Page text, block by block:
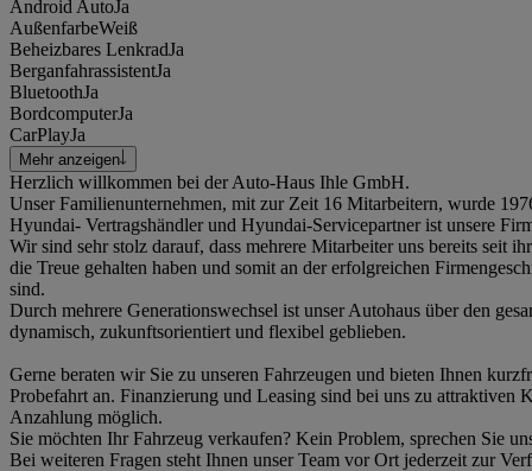
Android AutoJa
AußenfarbeWeiß
Beheizbares LenkradJa
BerganfahrassistentJa
BluetoothJa
BordcomputerJa
CarPlayJa
Mehr anzeigen
Herzlich willkommen bei der Auto-Haus Ihle GmbH.
Unser Familienunternehmen, mit zur Zeit 16 Mitarbeitern, wurde
Hyundai- Vertragshändler und Hyundai-Servicepartner ist unsere
Wir sind sehr stolz darauf, dass mehrere Mitarbeiter uns bereits seit
die Treue gehalten haben und somit an der erfolgreichen
sind.
Durch mehrere Generationswechsel ist unser Autohaus über den
dynamisch, zukunftsorientiert und flexibel geblieben.
Gerne beraten wir Sie zu unseren Fahrzeugen und bieten Ihnen
Probefahrt an. Finanzierung und Leasing sind bei uns zu attraktiven
Anzahlung möglich.
Sie möchten Ihr Fahrzeug verkaufen? Kein Problem, sprechen Sie
Bei weiteren Fragen steht Ihnen unser Team vor Ort jederzeit zur